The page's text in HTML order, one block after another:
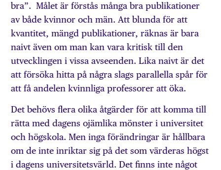
bra”. Målet är förstås många bra publikationer
av både kvinnor och män. Att blunda för att
kvantitet, mängd publikationer, räknas är bara
naivt även om man kan vara kritisk till den
utvecklingen i vissa avseenden. Lika naivt är det
att försöka hitta på några slags parallella spår för
att få andelen kvinnliga professorer att öka.
Det behövs flera olika åtgärder för att komma till
rätta med dagens ojämlika mönster i universitet
och högskola. Men inga förändringar är hållbara
om de inte inriktar sig på det som värderas högst
i dagens universitetsvärld. Det finns inte något